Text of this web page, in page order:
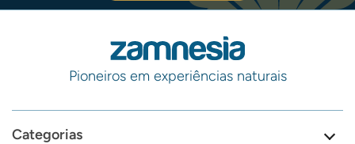
Pioneiros em experiências naturais
Categorias